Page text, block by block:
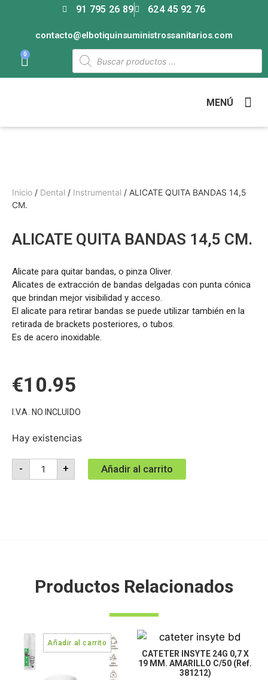
91 795 26 89 624 45 92 76
contacto@elbotiquinsuministrossanitarios.com
0
MENÚ
Inicio / Dental / Instrumental / ALICATE QUITA BANDAS 14,5
CM.
ALICATE QUITA BANDAS 14,5 CM.
Alicate para quitar bandas, o pinza Oliver.
Alicates de extracción de bandas delgadas con punta cónica
que brindan mejor visibilidad y acceso.
El alicate para retirar bandas se puede utilizar también en la
retirada de brackets posteriores, o tubos.
Es de acero inoxidable.
€10.95
I.V.A. NO INCLUIDO
Hay existencias
- + Añadir al carrito
Productos Relacionados
CATETER INSYTE 24G 0,7 X
19 MM. AMARILLO C/50 (Ref.
381212)